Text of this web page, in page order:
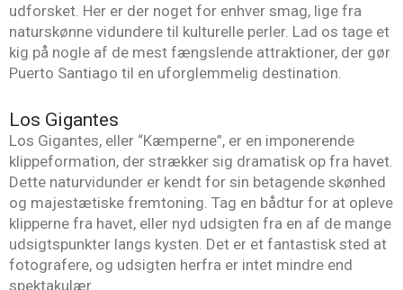
udforsket. Her er der noget for enhver smag, lige fra
naturskønne vidundere til kulturelle perler. Lad os tage et
kig på nogle af de mest fængslende attraktioner, der gør
Puerto Santiago til en uforglemmelig destination.
Los Gigantes
Los Gigantes, eller “Kæmperne”, er en imponerende
klippeformation, der strækker sig dramatisk op fra havet.
Dette naturvidunder er kendt for sin betagende skønhed
og majestætiske fremtoning. Tag en bådtur for at opleve
klipperne fra havet, eller nyd udsigten fra en af de mange
udsigtspunkter langs kysten. Det er et fantastisk sted at
fotografere, og udsigten herfra er intet mindre end
spektakulær.